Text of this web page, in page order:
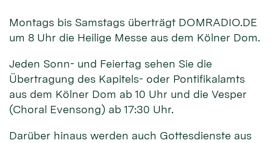
Montags bis Samstags überträgt DOMRADIO.DE
um 8 Uhr die Heilige Messe aus dem Kölner Dom.
Jeden Sonn- und Feiertag sehen Sie die
Übertragung des Kapitels- oder Pontifikalamts
aus dem Kölner Dom ab 10 Uhr und die Vesper
(Choral Evensong) ab 17:30 Uhr.
Darüber hinaus werden auch Gottesdienste aus